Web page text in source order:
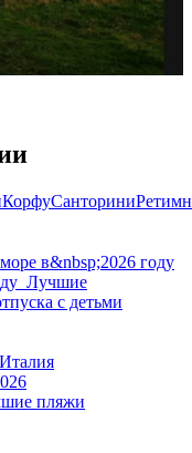
КорфуСанторини
Лучшие
с детьми
пляжи